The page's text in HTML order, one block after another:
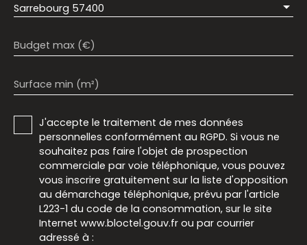
Sarrebourg 57400
Budget max (€)
Surface min (m²)
J'accepte le traitement de mes données
personnelles conformément au RGPD. Si vous ne
souhaitez pas faire l'objet de prospection
commerciale par voie téléphonique, vous pouvez
vous inscrire gratuitement sur la liste d'opposition
au démarchage téléphonique, prévu par l'article
L223-1 du code de la consommation, sur le site
Internet www.bloctel.gouv.fr ou par courrier
adressé à :